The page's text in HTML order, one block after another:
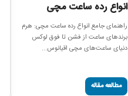
انواع رده ساعت مچی
راهنمای جامع انواع رده ساعت مچی: هرم
برندهای ساعت از فشن تا فوق لوکس
دنیای ساعت‌های مچی اقیانوس...
مطالعه مقاله